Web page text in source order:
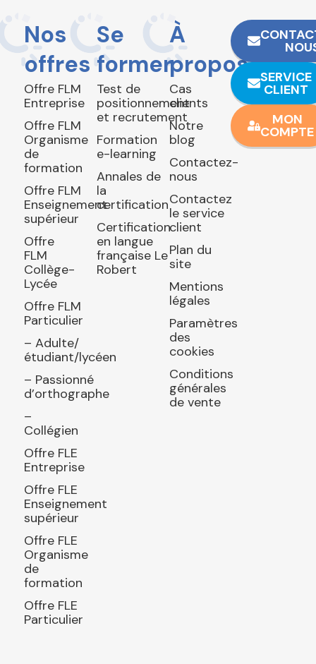
Nos
offres
Offre FLM
Entreprise
Offre FLM
Organisme
de
formation
Offre FLM
Enseignement
supérieur
Offre
FLM
Collège-
Lycée
Offre FLM
Particulier
– Adulte/
étudiant/lycéen
– Passionné
d’orthographe
–
Collégien
Offre FLE
Entreprise
Offre FLE
Enseignement
supérieur
Offre FLE
Organisme
de
formation
Offre FLE
Particulier
Se
former
Test de
positionnement
et recrutement
Formation
e-learning
Annales de
la
certification
Certification
en langue
française Le
Robert
À
propos
Cas
clients
Notre
blog
Contactez-
nous
Contactez
le service
client
Plan du
site
Mentions
légales
Paramètres
des
cookies
Conditions
générales
de vente
SERVICE
CLIENT
MON
COMPTE